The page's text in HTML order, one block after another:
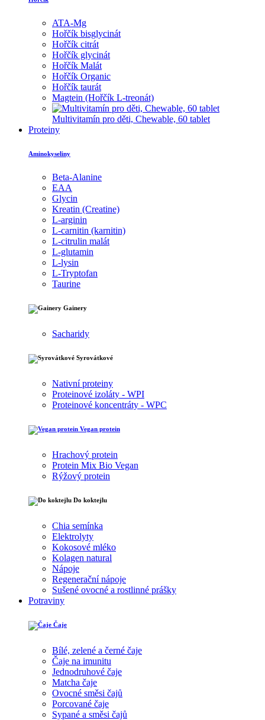
ATA-Mg
Hořčík bisglycinát
Hořčík citrát
Hořčík glycinát
Hořčík Malát
Hořčík Organic
Hořčík taurát
Magtein (Hořčík L-treonát)
Multivitamín pro děti, Chewable, 60 tablet
Proteiny
Aminokyseliny
Beta-Alanine
EAA
Glycin
Kreatin (Creatine)
L-arginin
L-carnitin (karnitin)
L-citrulin malát
L-glutamin
L-lysin
L-Tryptofan
Taurine
Gainery
Sacharidy
Syrovátkové
Nativní proteiny
Proteinové izoláty - WPI
Proteinové koncentráty - WPC
Vegan protein
Hrachový protein
Protein Mix Bio Vegan
Rýžový protein
Do koktejlu
Chia semínka
Elektrolyty
Kokosové mléko
Kolagen natural
Nápoje
Regenerační nápoje
Sušené ovocné a rostlinné prášky
Potraviny
Čaje
Bílé, zelené a černé čaje
Čaje na imunitu
Jednodruhové čaje
Matcha čaje
Ovocné směsi čajů
Porcované čaje
Sypané a směsi čajů